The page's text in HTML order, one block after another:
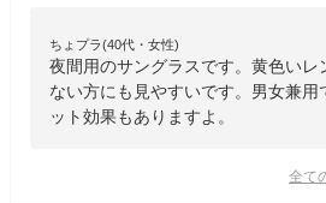
ちょプラ(40代・女性)
夜間用のサングラスです。黄色いレ
ない方にも見やすいです。男女兼用
ット効果もありますよ。
全て